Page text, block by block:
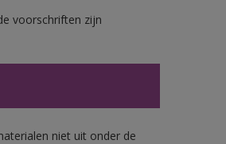
voorschriften zijn
niet uit onder de